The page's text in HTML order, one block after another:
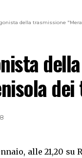
della trasmissione
alle 21,20 su